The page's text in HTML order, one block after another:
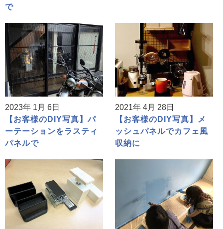
で
2023年 1月 6日
【お客様のDIY写真】パ
ーテーションをラスティ
パネルで
2021年 4月 28日
【お客様のDIY写真】メ
ッシュパネルでカフェ風
収納に